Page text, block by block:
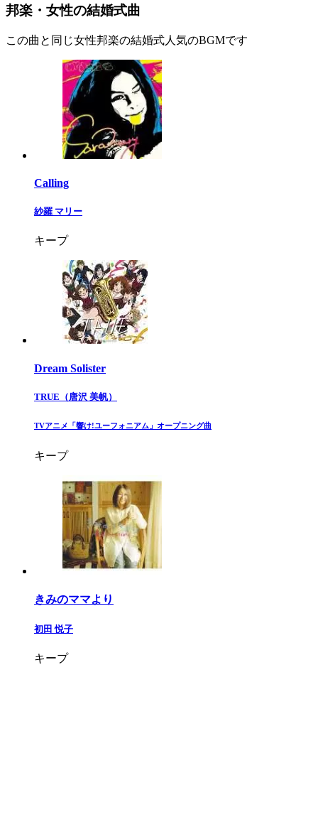
邦楽・女性の結婚式曲
この曲と同じ女性邦楽の結婚式人気のBGMです
Calling
紗羅 マリー
キープ
Dream Solister
TRUE（唐沢 美帆）
​TVアニメ「響け!ユーフォニアム」オープニング曲​
キープ
きみのママより
初田 悦子
キープ